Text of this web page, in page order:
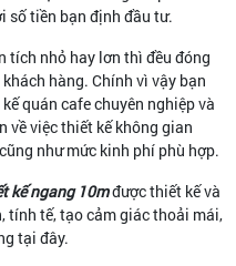
số tiền bạn định đầu tư.
tích nhỏ hay lơn thì đều đóng
hàng. Chính vì vậy bạn
quán cafe chuyên nghiệp và
về việc thiết kế không gian
như mức kinh phí phù hợp.
kế ngang 10mđược thiết kế và
tính tế, tạo cảm giác thoải mái,
tại đây.